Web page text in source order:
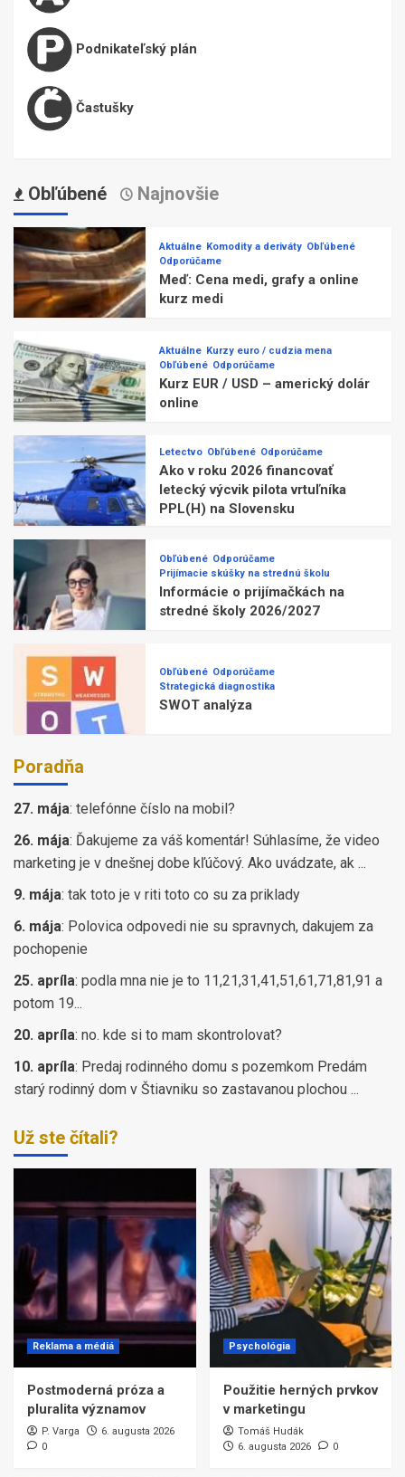
Podnikateľský plán
Častušky
Obľúbené Najnovšie
Aktuálne Komodity a deriváty Obľúbené
Odporúčame
Meď: Cena medi, grafy a online
kurz medi
Aktuálne Kurzy euro / cudzia mena
Obľúbené Odporúčame
Kurz EUR / USD – americký dolár
online
Letectvo Obľúbené Odporúčame
Ako v roku 2026 financovať
letecký výcvik pilota vrtuľníka
PPL(H) na Slovensku
Obľúbené Odporúčame
Prijímacie skúšky na strednú školu
Informácie o prijímačkách na
stredné školy 2026/2027
Obľúbené Odporúčame
Strategická diagnostika
SWOT analýza
Poradňa
27. mája: telefónne číslo na mobil?
26. mája: Ďakujeme za váš komentár! Súhlasíme, že video
marketing je v dnešnej dobe kľúčový. Ako uvádzate, ak ...
9. mája: tak toto je v riti toto co su za priklady
6. mája: Polovica odpovedi nie su spravnych, dakujem za
pochopenie
25. apríla: podla mna nie je to 11,21,31,41,51,61,71,81,91 a
potom 19...
20. apríla: no. kde si to mam skontrolovat?
10. apríla: Predaj rodinného domu s pozemkom Predám
starý rodinný dom v Štiavniku so zastavanou plochou ...
Už ste čítali?
Reklama a médiá
Postmoderná próza a
pluralita významov
P. Varga
6. augusta 2026
0
Psychológia
Použitie herných prvkov
v marketingu
Tomáš Hudák
6. augusta 2026
0